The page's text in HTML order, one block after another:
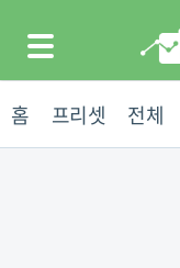
홈 프리셋 전체